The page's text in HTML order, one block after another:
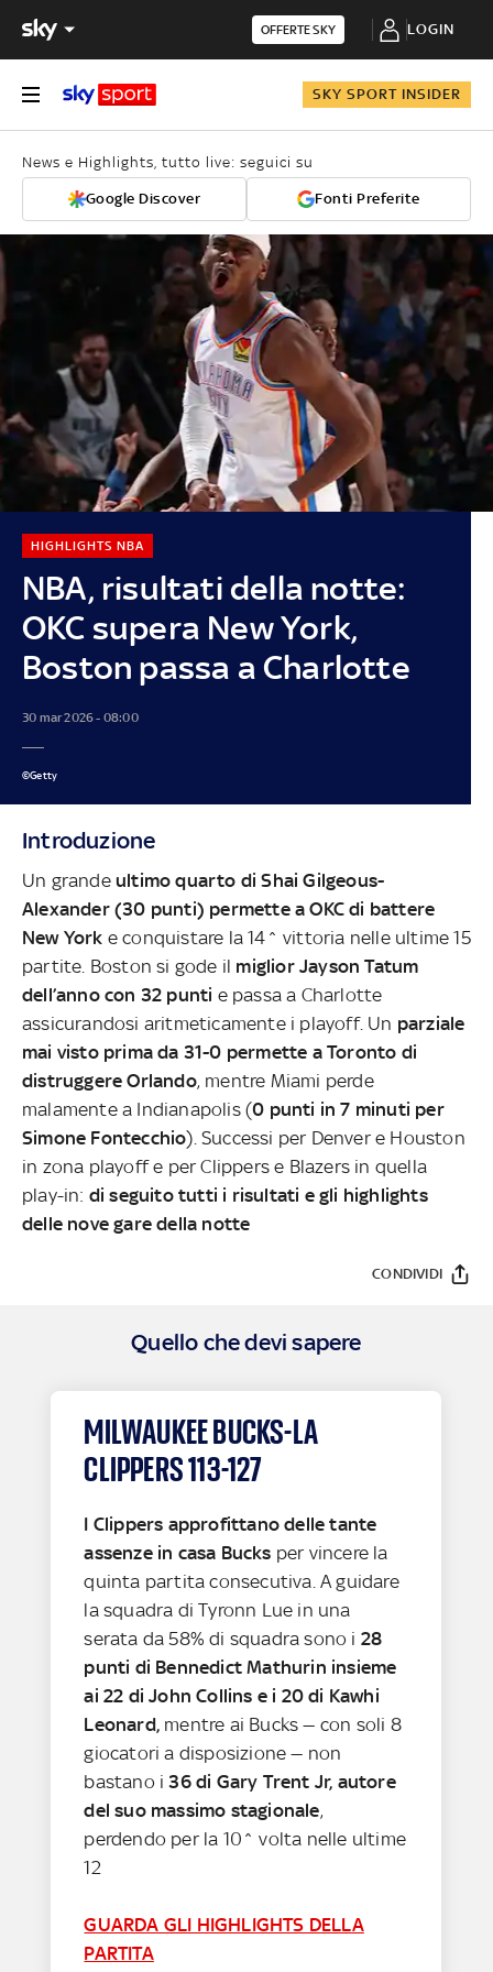
OFFERTE SKY LOGIN
SKY SPORT INSIDER
News e Highlights, tutto live: seguici su
Google Discover Fonti Preferite
NBA, risultati della notte:
OKC supera New York,
Boston passa a Charlotte
HIGHLIGHTS NBA
30 mar 2026 - 08:00
©Getty
Introduzione
Un grande ultimo quarto di Shai Gilgeous-
Alexander (30 punti) permette a OKC di battere
New York e conquistare la 14^ vittoria nelle ultime 15
partite. Boston si gode il miglior Jayson Tatum
dell’anno con 32 punti e passa a Charlotte
assicurandosi aritmeticamente i playoff. Un parziale
mai visto prima da 31-0 permette a Toronto di
distruggere Orlando, mentre Miami perde
malamente a Indianapolis (0 punti in 7 minuti per
Simone Fontecchio). Successi per Denver e Houston
in zona playoff e per Clippers e Blazers in quella
play-in: di seguito tutti i risultati e gli highlights
delle nove gare della notte
CONDIVIDI
Quello che devi sapere
MILWAUKEE BUCKS-LA
CLIPPERS 113-127
I Clippers approfittano delle tante
assenze in casa Bucks per vincere la
quinta partita consecutiva. A guidare
la squadra di Tyronn Lue in una
serata da 58% di squadra sono i 28
punti di Bennedict Mathurin insieme
ai 22 di John Collins e i 20 di Kawhi
Leonard, mentre ai Bucks — con soli 8
giocatori a disposizione — non
bastano i36 di Gary Trent Jr, autore
del suo massimo stagionale,
perdendo per la 10^ volta nelle ultime
12
GUARDA GLI HIGHLIGHTS DELLA
PARTITA